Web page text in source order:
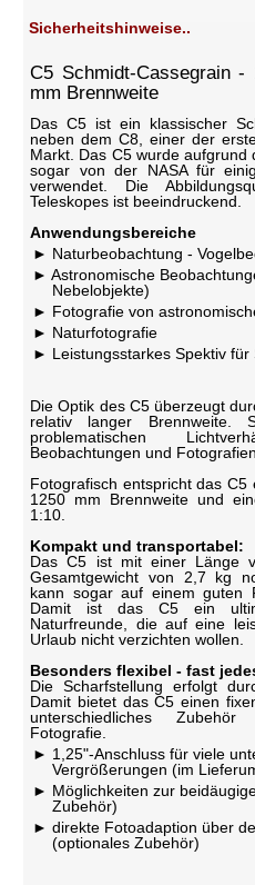
Sicherheitshinweise..
C5 Schmidt-Cassegrain
mm Brennweite
Das C5 ist ein klassischer
neben dem C8, einer der
Markt. Das C5 wurde
sogar von der NASA für
verwendet. Die
Teleskopes ist beeindruckend.
Anwendungsbereiche
Naturbeobachtung -
Astronomische
Nebelobjekte)
Fotografie von
Naturfotografie
Leistungsstarkes Spektiv für
Die Optik des C5 überzeugt
relativ langer Brennweite.
problematischen
Beobachtungen und
Fotografisch entspricht das C5
1250 mm Brennweite und
1:10.
Kompakt und transportabel:
Das C5 ist mit einer Länge
Gesamtgewicht von 2,7 kg
kann sogar auf einem guten
Damit ist das C5 ein
Naturfreunde, die auf eine
Urlaub nicht verzichten wollen.
Besonders flexibel - fast
Die Scharfstellung erfolgt
Damit bietet das C5 einen
unterschiedliches
Fotografie.
1,25"-Anschluss für viele
Vergrößerungen (im
Möglichkeiten zur
Zubehör)
direkte Fotoadaption über
(optionales Zubehör)